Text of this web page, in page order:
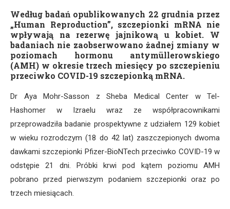
Według badań opublikowanych 22 grudnia przez
„Human Reproduction”, szczepionki mRNA nie
wpływają na rezerwę jajnikową u kobiet. W
badaniach nie zaobserwowano żadnej zmiany w
poziomach hormonu antymüllerowskiego
(AMH) w okresie trzech miesięcy po szczepieniu
przeciwko COVID-19 szczepionką mRNA.
Dr Aya Mohr-Sasson z Sheba Medical Center w Tel-
Hashomer w Izraelu wraz ze współpracownikami
przeprowadziła badanie prospektywne z udziałem 129 kobiet
w wieku rozrodczym (18 do 42 lat) zaszczepionych dwoma
dawkami szczepionki Pfizer-BioNTech przeciwko COVID-19 w
odstępie 21 dni. Próbki krwi pod kątem poziomu AMH
pobrano przed pierwszym podaniem szczepionki oraz po
trzech miesiącach.